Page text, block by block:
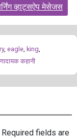
व्हाट्सऐप मेसेजस
, eagle king
कहानी
Required fields are